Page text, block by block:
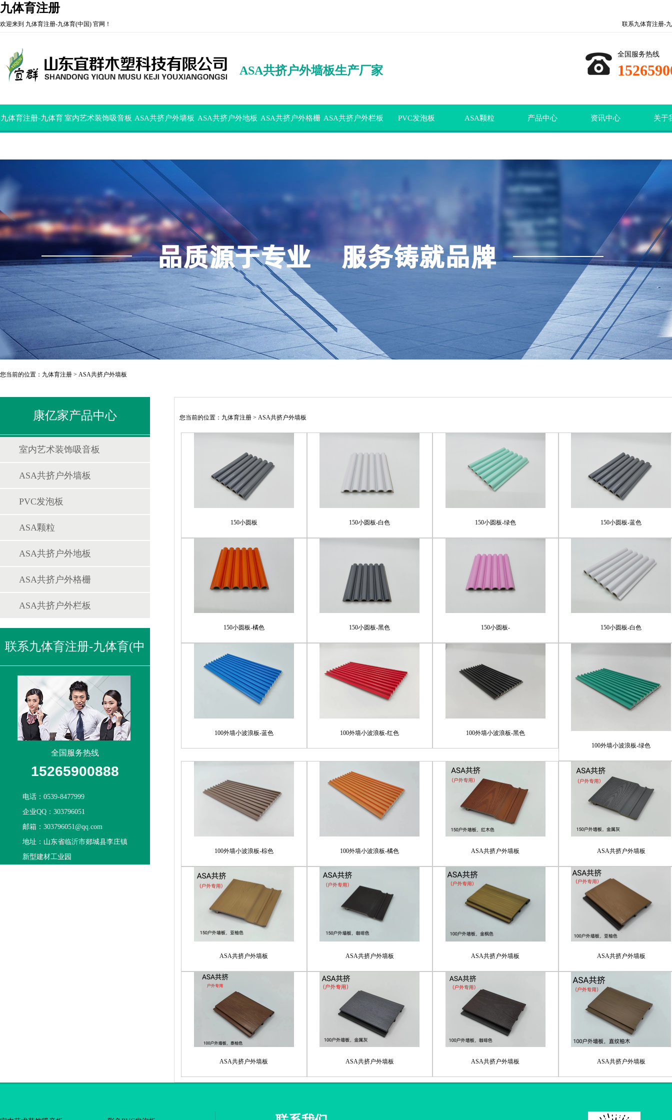
九体育注册
欢迎来到 九体育注册-九体育(中国) 官网！ 联系九体育注册-
ASA共挤户外墙板生产厂家
全国服务热线
九体育注册-九体育 室内艺术装饰吸音板 ASA共挤户外墙板 ASA共挤户外地板 ASA共挤户外格栅 ASA共挤户外栏板 PVC发泡板 ASA颗粒 产品中心 资讯中心 关于
您当前的位置： 九体育注册 > ASA共挤户外墙板
康亿家产品中心
室内艺术装饰吸音板
ASA共挤户外墙板
PVC发泡板
ASA颗粒
ASA共挤户外地板
ASA共挤户外格栅
ASA共挤户外栏板
联系九体育注册-九体育(中
国)
全国服务热线
15265900888
电话：0539-8477999
企业QQ：303796051
邮箱：303796051@qq.com
地址：山东省临沂市郯城县李庄镇
新型建材工业园
您当前的位置： 九体育注册 > ASA共挤户外墙板
150小圆板 150小圆板-白色 150小圆板-绿色 150小圆板-蓝色
150小圆板-橘色 150小圆板-黑色 150小圆板- 150小圆板-白色
100外墙小波浪板-蓝色 100外墙小波浪板-红色
100外墙小波浪板-黑色
100外墙小波浪板-绿色
100外墙小波浪板-棕色 100外墙小波浪板-橘色 ASA共挤户外墙板 ASA共挤户外墙板
ASA共挤户外墙板 ASA共挤户外墙板 ASA共挤户外墙板 ASA共挤户外墙板
ASA共挤户外墙板 ASA共挤户外墙板 ASA共挤户外墙板 ASA共挤户外墙板